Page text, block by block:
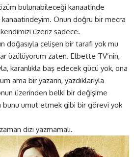
bulunabileceği kanaatinde
kanaatindeyim. Onun doğru bir mecra
üzeriz sadece.
doğasıyla çelişen bir tarafı yok mu
üzülüyorum zaten. Elbette TV’nin,
karanlıkla baş edecek gücü yok, ona
ama bir yazarın, yazdıklarıyla
üzerinden belki bir değişime
bunu umut etmek gibi bir görevi yok
dizi yazmamalı.